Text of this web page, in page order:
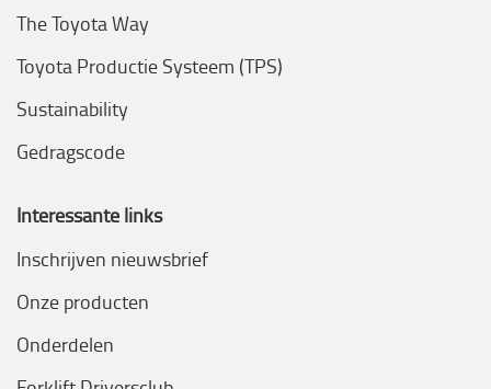
The Toyota Way
Toyota Productie Systeem (TPS)
Sustainability
Gedragscode
Interessante links
Inschrijven nieuwsbrief
Onze producten
Onderdelen